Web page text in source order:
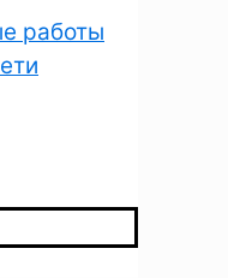
работы